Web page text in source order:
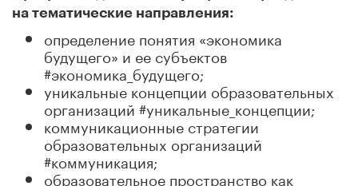
на тематические направления:
определение понятия «экономика
будущего» и ее субъектов
#экономика_будущего;
уникальные концепции образовательных
организаций #уникальные_концепции;
коммуникационные стратегии
образовательных организаций
#коммуникация;
образовательное пространство как